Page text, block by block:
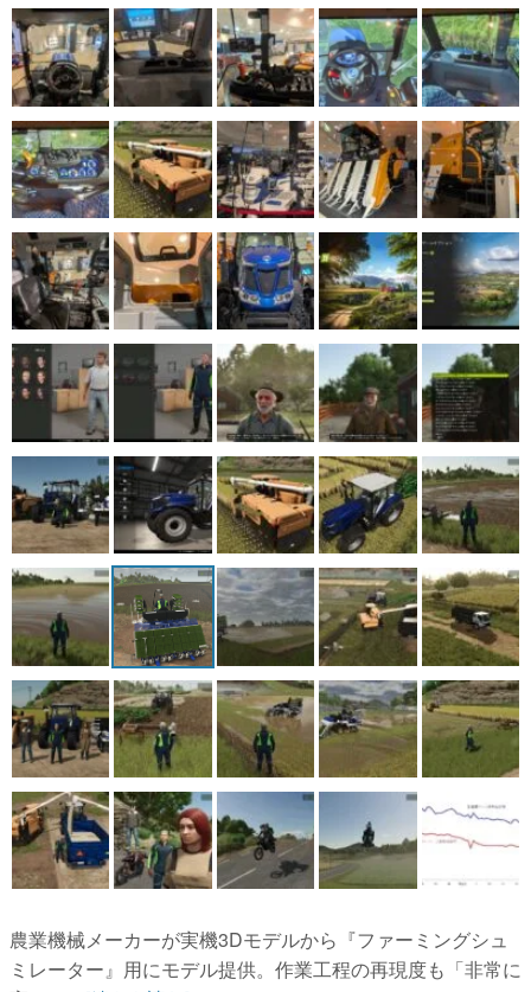
農業機械メーカーが実機3Dモデルから『ファーミングシュ
ミレーター』用にモデル提供。作業工程の再現度も「非常に